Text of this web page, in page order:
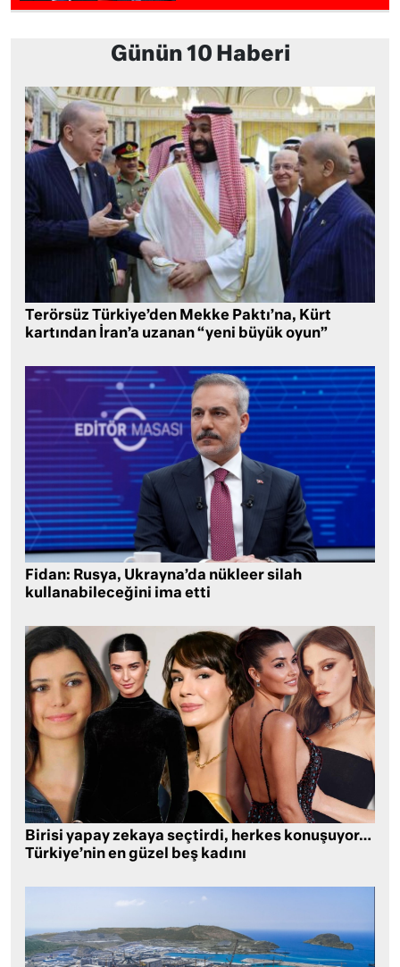
Günün 10 Haberi
Terörsüz Türkiye’den Mekke Paktı’na, Kürt
kartından İran’a uzanan “yeni büyük oyun”
Fidan: Rusya, Ukrayna’da nükleer silah
kullanabileceğini ima etti
Birisi yapay zekaya seçtirdi, herkes konuşuyor…
Türkiye’nin en güzel beş kadını